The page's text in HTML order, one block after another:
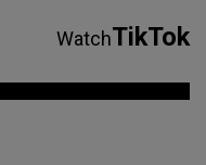
WatchTikTok